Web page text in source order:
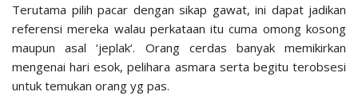
Terutama pilih pacar dengan sikap gawat, ini dapat jadikan
referensi mereka walau perkataan itu cuma omong kosong
maupun asal ‘jeplak‘. Orang cerdas banyak memikirkan
mengenai hari esok, pelihara asmara serta begitu terobsesi
untuk temukan orang yg pas.